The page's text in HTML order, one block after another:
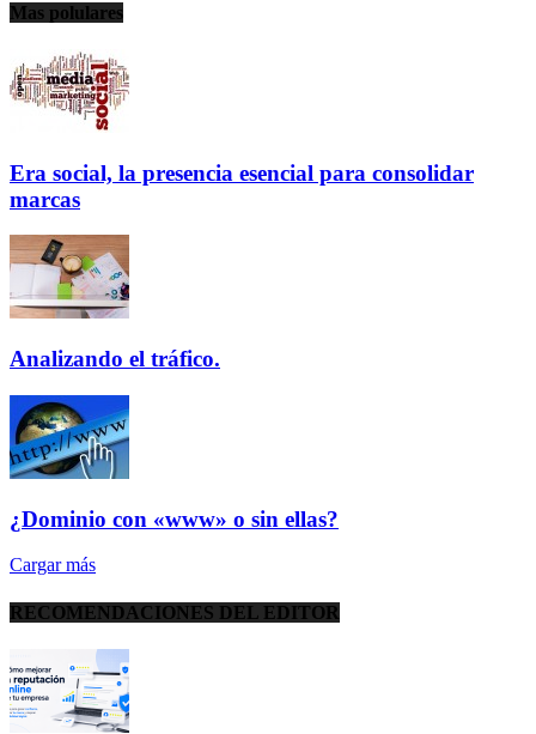
Mas polulares
Era social, la presencia esencial para consolidar
marcas
Analizando el tráfico.
¿Dominio con «www» o sin ellas?
Cargar más
RECOMENDACIONES DEL EDITOR